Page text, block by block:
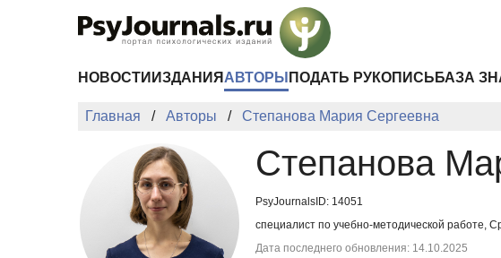
НОВОСТИ ИЗДАНИЯ АВТОРЫ ПОДАТЬ РУКОПИСЬ БАЗА
Главная Авторы Степанова Мария Сергеевна
Степанова
PsyJournalsID: 14051
специалист по учебно-методической работе,
Дата последнего обновления: 14.10.2025